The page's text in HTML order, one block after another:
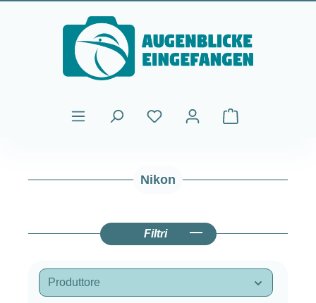
Passa al contenuto principale
Il carrello
Nikon
Filtri
Produttore